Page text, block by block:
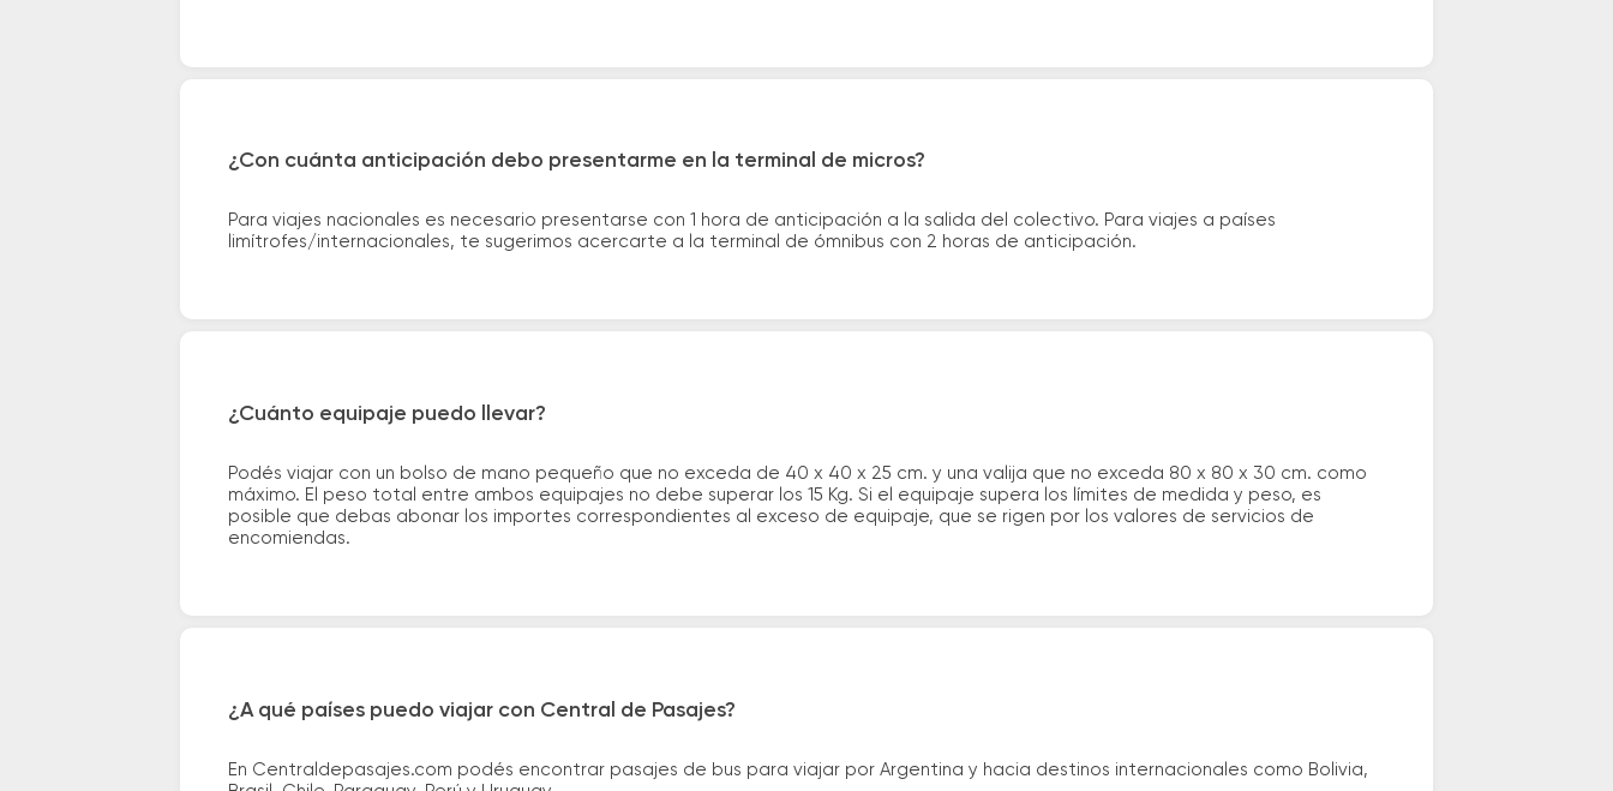
¿Con cuánta anticipación debo presentarme en la terminal de micros?
Para viajes nacionales es necesario presentarse con 1 hora de anticipación a la salida del colectivo. Para viajes a países
limítrofes/internacionales, te sugerimos acercarte a la terminal de ómnibus con 2 horas de anticipación.
¿Cuánto equipaje puedo llevar?
Podés viajar con un bolso de mano pequeño que no exceda de 40 x 40 x 25 cm. y una valija que no exceda 80 x 80 x 30 cm. como
máximo. El peso total entre ambos equipajes no debe superar los 15 Kg. Si el equipaje supera los límites de medida y peso, es
posible que debas abonar los importes correspondientes al exceso de equipaje, que se rigen por los valores de servicios de
encomiendas.
¿A qué países puedo viajar con Central de Pasajes?
En Centraldepasajes.com podés encontrar pasajes de bus para viajar por Argentina y hacia destinos internacionales como Bolivia,